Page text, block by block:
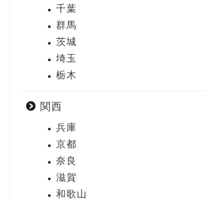
千葉
群馬
茨城
埼玉
栃木
関西
兵庫
京都
奈良
滋賀
和歌山